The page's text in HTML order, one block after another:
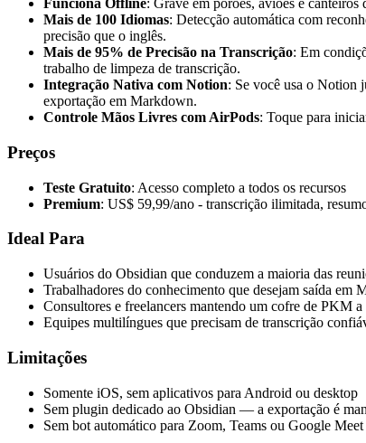
Funciona Offline: Grave em porões, aviões e
Mais de 100 Idiomas: Detecção automática com
precisão que o inglês.
Mais de 95% de Precisão na Transcrição: Em
trabalho de limpeza de transcrição.
Integração Nativa com Notion: Se você usa o Notion
exportação em Markdown.
Controle Mãos Livres com AirPods: Toque para
Preços
Teste Gratuito: Acesso completo a todos os recursos
Premium: US$ 59,99/ano - transcrição ilimitada,
Ideal Para
Usuários do Obsidian que conduzem a maioria das
Trabalhadores do conhecimento que desejam saída em
Consultores e freelancers mantendo um cofre de PKM
Equipes multilíngues que precisam de transcrição
Limitações
Somente iOS, sem aplicativos para Android ou desktop
Sem plugin dedicado ao Obsidian — a exportação é
Sem bot automático para Zoom, Teams ou Google Meet